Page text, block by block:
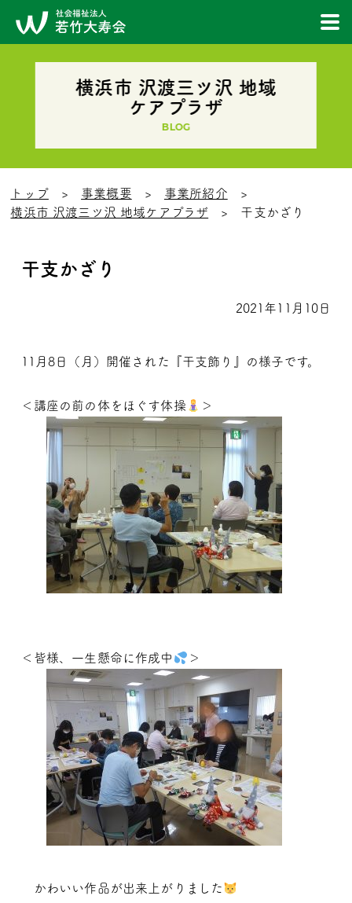
横浜市 沢渡三ツ沢 地域
ケアプラザ
BLOG
トップ 事業概要
事業所紹介
横浜市 沢渡三ツ沢 地域ケアプラザ
干支かざり
干支かざり
2021年11月10日
11月8日（月）開催された『干支飾り』の様子です。
＜講座の前の体をほぐす体操 ＞
＜皆様、一生懸命に作成中 ＞
かわいい作品が出来上がりました